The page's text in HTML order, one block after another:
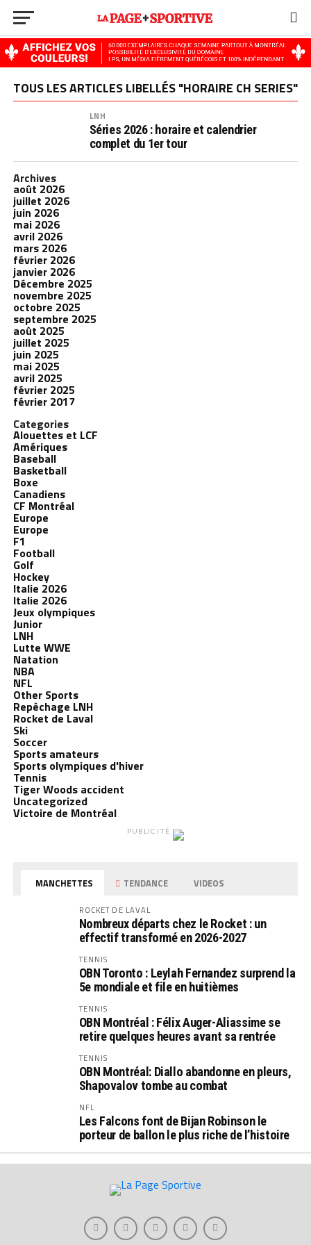
TOUS LES ARTICLES LIBELLÉS "HORAIRE CH SERIES"
LNH
Séries 2026 : horaire et calendrier
complet du 1er tour
Archives
août 2026
juillet 2026
juin 2026
mai 2026
avril 2026
mars 2026
février 2026
janvier 2026
Décembre 2025
novembre 2025
octobre 2025
septembre 2025
août 2025
juillet 2025
juin 2025
mai 2025
avril 2025
février 2025
février 2017
Categories
Alouettes et LCF
Amériques
Baseball
Basketball
Boxe
Canadiens
CF Montréal
Europe
Europe
F1
Football
Golf
Hockey
Italie 2026
Italie 2026
Jeux olympiques
Junior
LNH
Lutte WWE
Natation
NBA
NFL
Other Sports
Repêchage LNH
Rocket de Laval
Ski
Soccer
Sports amateurs
Sports olympiques d'hiver
Tennis
Tiger Woods accident
Uncategorized
Victoire de Montréal
PUBLICITÉ
MANCHETTES TENDANCE VIDEOS
ROCKET DE LAVAL
Nombreux départs chez le Rocket : un
effectif transformé en 2026-2027
TENNIS
OBN Toronto : Leylah Fernandez surprend la
5e mondiale et file en huitièmes
TENNIS
OBN Montréal : Félix Auger-Aliassime se
retire quelques heures avant sa rentrée
TENNIS
OBN Montréal: Diallo abandonne en pleurs,
Shapovalov tombe au combat
NFL
Les Falcons font de Bijan Robinson le
porteur de ballon le plus riche de l’histoire